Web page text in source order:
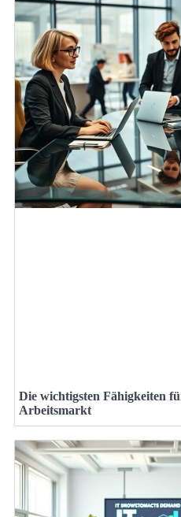
Die wichtigsten Fähigkeiten
Arbeitsmarkt